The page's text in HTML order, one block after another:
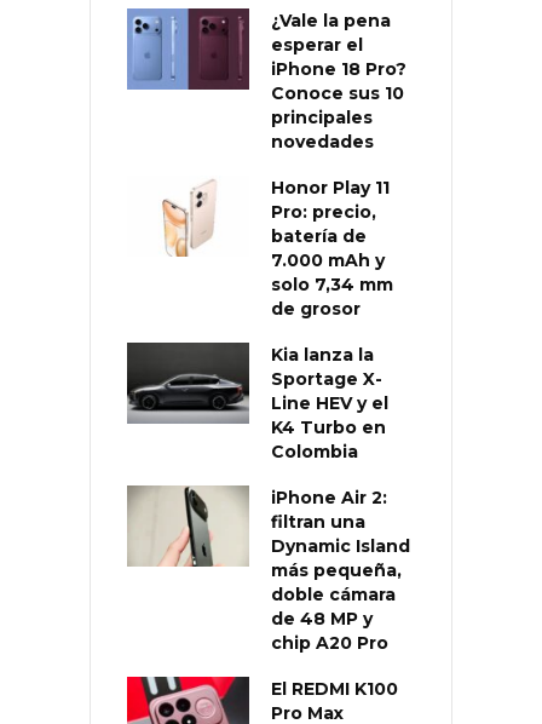
¿Vale la pena
esperar el
iPhone 18 Pro?
Conoce sus 10
principales
novedades
Honor Play 11
Pro: precio,
batería de
7.000 mAh y
solo 7,34 mm
de grosor
Kia lanza la
Sportage X-
Line HEV y el
K4 Turbo en
Colombia
iPhone Air 2:
filtran una
Dynamic Island
más pequeña,
doble cámara
de 48 MP y
chip A20 Pro
El REDMI K100
Pro Max